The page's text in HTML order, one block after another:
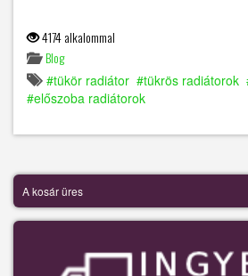
4174 alkalommal
Blog
tükör radiátor tükrös radiátorok
előszoba radiátorok
A kosár üres